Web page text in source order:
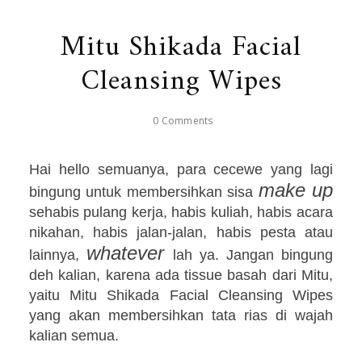
Mitu Shikada Facial
Cleansing Wipes
0 Comments
Hai hello semuanya, para cecewe yang lagi
bingung untuk membersihkan sisa make up
sehabis pulang kerja, habis kuliah, habis acara
nikahan, habis jalan-jalan, habis pesta atau
lainnya, whatever lah ya. Jangan bingung
deh kalian, karena ada tissue basah dari Mitu,
yaitu Mitu Shikada Facial Cleansing Wipes
yang akan membersihkan tata rias di wajah
kalian semua.